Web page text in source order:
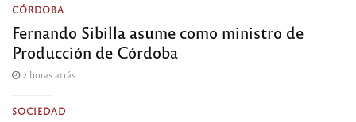
CÓRDOBA
Fernando Sibilla asume como ministro de
Producción de Córdoba
2 horas atrás
SOCIEDAD